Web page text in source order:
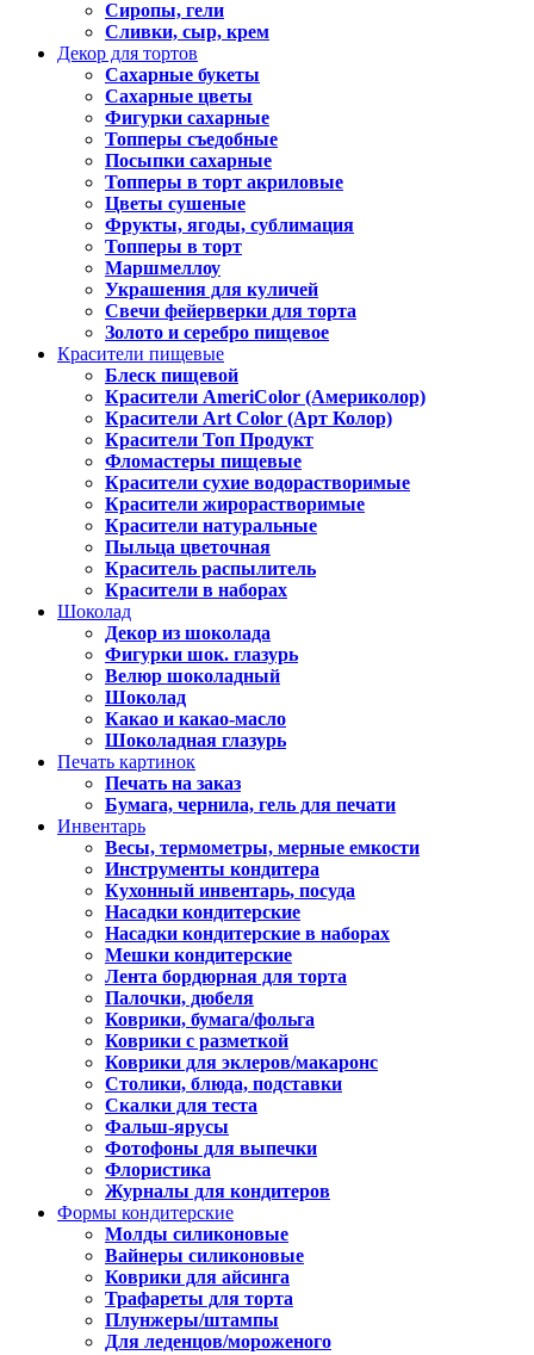
Сиропы, гели
Сливки, сыр, крем
Декор для тортов
Сахарные букеты
Сахарные цветы
Фигурки сахарные
Топперы съедобные
Посыпки сахарные
Топперы в торт акриловые
Цветы сушеные
Фрукты, ягоды, сублимация
Топперы в торт
Маршмеллоу
Украшения для куличей
Свечи фейерверки для торта
Золото и серебро пищевое
Красители пищевые
Блеск пищевой
Красители AmeriColor (Америколор)
Красители Art Color (Арт Колор)
Красители Топ Продукт
Фломастеры пищевые
Красители сухие водорастворимые
Красители жирорастворимые
Красители натуральные
Пыльца цветочная
Краситель распылитель
Красители в наборах
Шоколад
Декор из шоколада
Фигурки шок. глазурь
Велюр шоколадный
Шоколад
Какао и какао-масло
Шоколадная глазурь
Печать картинок
Печать на заказ
Бумага, чернила, гель для печати
Инвентарь
Весы, термометры, мерные емкости
Инструменты кондитера
Кухонный инвентарь, посуда
Насадки кондитерские
Насадки кондитерские в наборах
Мешки кондитерские
Лента бордюрная для торта
Палочки, дюбеля
Коврики, бумага/фольга
Коврики с разметкой
Коврики для эклеров/макаронс
Столики, блюда, подставки
Скалки для теста
Фальш-ярусы
Фотофоны для выпечки
Флористика
Журналы для кондитеров
Формы кондитерские
Молды силиконовые
Вайнеры силиконовые
Коврики для айсинга
Трафареты для торта
Плунжеры/штампы
Для леденцов/мороженого